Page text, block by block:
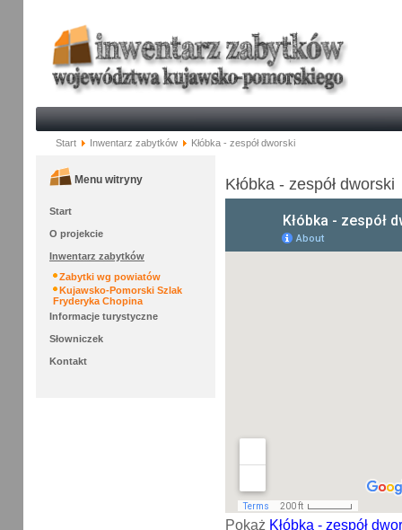
Start Inwentarz zabytków Kłóbka - zespół dworski
Menu witryny
Start
O projekcie
Inwentarz zabytków
Zabytki wg powiatów
Kujawsko-Pomorski Szlak
Fryderyka Chopina
Informacje turystyczne
Słowniczek
Kontakt
Kłóbka - zespół dworski
Pokaż Kłóbka - zespół